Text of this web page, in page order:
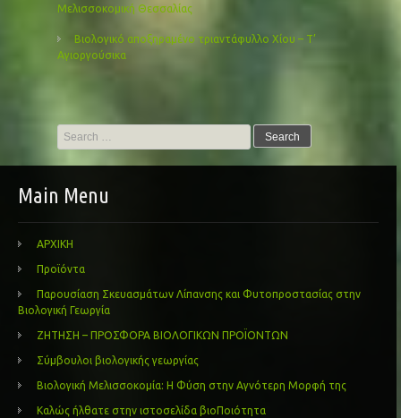
Μελισσοκομική Θεσσαλίας
Βιολογικό αποξηραμένο τριαντάφυλλο Χίου – Τ’
Αγιοργούσικα
Search
for:
Main Menu
ΑΡΧΙΚΗ
Προϊόντα
Παρουσίαση Σκευασμάτων Λίπανσης και Φυτοπροστασίας στην
Βιολογική Γεωργία
ΖΗΤΗΣΗ – ΠΡΟΣΦΟΡΑ ΒΙΟΛΟΓΙΚΩΝ ΠΡΟΪΟΝΤΩΝ
Σύμβουλοι βιολογικής γεωργίας
Βιολογική Μελισσοκομία: Η Φύση στην Αγνότερη Μορφή της
Καλώς ήλθατε στην ιστοσελίδα βιοΠοιότητα